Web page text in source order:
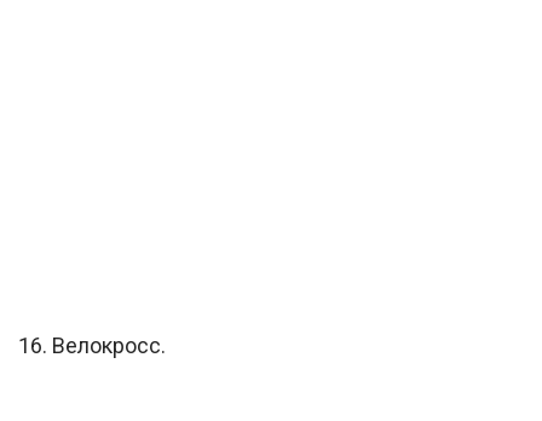
16. Велокросс.